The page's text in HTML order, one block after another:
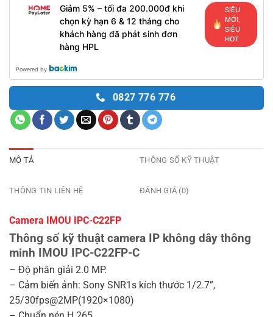
Giảm 5% – tối đa 200.000đ khi
chọn kỳ hạn 6 & 12 tháng cho
khách hàng đã phát sinh đơn
hàng HPL
SIÊU
MỚI,
SIÊU
HOT
Powered by
0827 776 776
MÔ TẢ
ĐÁNH GIÁ (0)
THÔNG SỐ KỸ THUẬT
THÔNG TIN LIÊN HỆ
Camera IMOU IPC-C22FP
Thông số kỹ thuật camera IP không dây thông
minh IMOU IPC-C22FP-C
– Độ phân giải 2.0 MP.
– Cảm biến ảnh: Sony SNR1s kích thước 1/2.7”,
25/30fps@2MP(1920×1080)